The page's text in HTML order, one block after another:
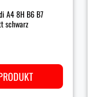
A4 8H B6 B7
schwarz